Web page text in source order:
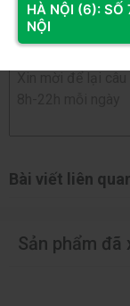
Hỏi và đáp (0
Bài viết liên
Sản phẩm đã
HÀ NỘI (6): SỐ
NỘI